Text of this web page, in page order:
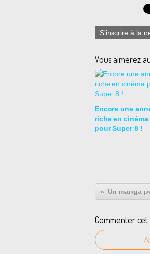
S'inscrire à la
Vous aimerez
Encore une
riche en cinéma
pour Super 8 !
Commenter cet